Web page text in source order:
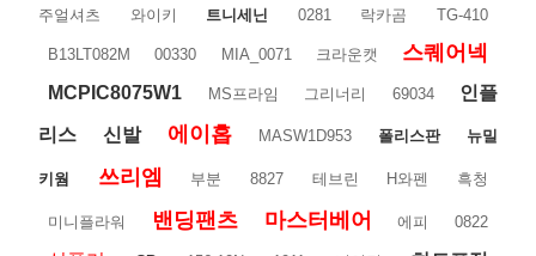
주얼셔츠
와이키 트니세닌 0281 락카곰 TG-410
B13LT082M 00330 MIA_0071 크라운캣 스퀘어넥
MCPIC8075W1 MS프라임 그리너리 69034 인플
리스 신발 에이홉 MASW1D953 폴리스판 뉴밀
키웜 쓰리엠 부분 8827 테브린 H와펜 흑청
미니플라워 밴딩팬츠 마스터베어 에피 0822